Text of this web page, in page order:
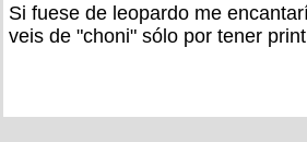
Si fuese de leopardo me
veis de "choni" sólo por tener